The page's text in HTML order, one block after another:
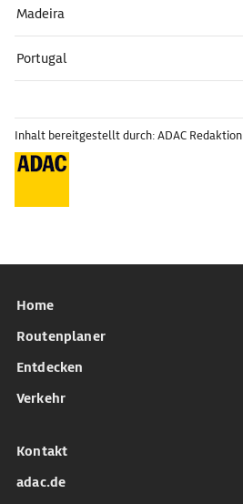
Madeira
Portugal
Inhalt bereitgestellt durch: ADAC Redaktion
Home
Routenplaner
Entdecken
Verkehr
Kontakt
adac.de